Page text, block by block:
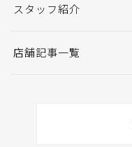
スタッフ紹介
店舗記事一覧